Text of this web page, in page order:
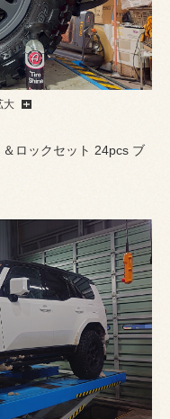
大
ロックセット 24pcs ブ